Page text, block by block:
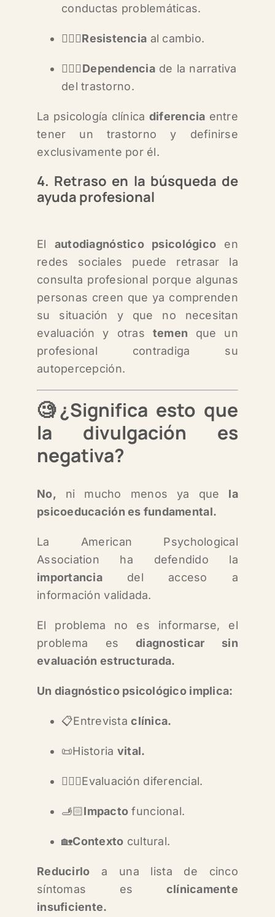
conductas problemáticas.
🙅🏻‍♀️Resistencia al cambio.
🙇🏻‍♀️Dependencia de la narrativa
del trastorno.
La psicología clínica diferencia entre
tener un trastorno y definirse
exclusivamente por él.
4. Retraso en la búsqueda de
ayuda profesional
El autodiagnóstico psicológico en
redes sociales puede retrasar la
consulta profesional porque algunas
personas creen que ya comprenden
su situación y que no necesitan
evaluación y otras temen que un
profesional contradiga su
autopercepción.
🧐¿Significa esto que
la divulgación es
negativa?
No, ni mucho menos ya que la
psicoeducación es fundamental.
La American Psychological
Association ha defendido la
importanciadel acceso a
información validada.
El problema no es informarse, el
problema es diagnosticar sin
evaluación estructurada.
Un diagnóstico psicológico implica:
📋Entrevistaclínica.
📜Historia vital.
🧑🏻‍⚕️Evaluación diferencial.
🫸🏻Impacto funcional.
🏡Contexto cultural.
Reducirlo a una lista de cinco
síntomas es clínicamente
insuficiente.